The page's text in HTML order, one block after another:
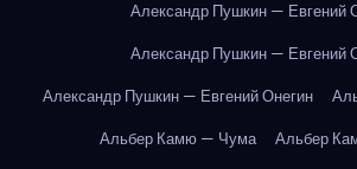
Александр Пушкин — Евгений
Александр Пушкин — Евгений
Александр Пушкин — Евгений Онегин
Альбер Камю — Чума
Альбер